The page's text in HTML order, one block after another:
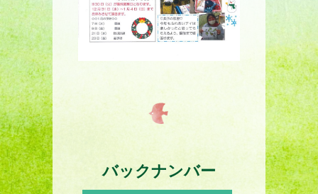
バックナンバー